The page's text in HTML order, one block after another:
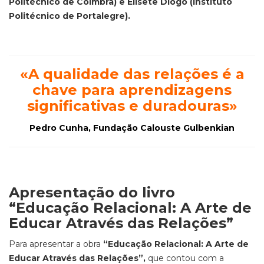
Politécnico de Portalegre).
«A qualidade das relações é a
chave para aprendizagens
significativas e duradouras»
Pedro Cunha, Fundação Calouste Gulbenkian
Apresentação do livro
“Educação Relacional: A Arte de
Educar Através das Relações”
Para apresentar a obra “Educação Relacional: A Arte de
Educar Através das Relações”, que contou com a